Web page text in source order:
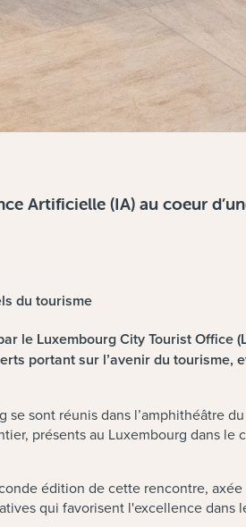
Artificielle (IA) au coeur
du tourisme
le Luxembourg City Tourist Office
portant sur l’avenir du tourisme,
sont réunis dans l’amphithéâtre
présents au Luxembourg dans le
édition de cette rencontre,
qui favorisent l'excellence